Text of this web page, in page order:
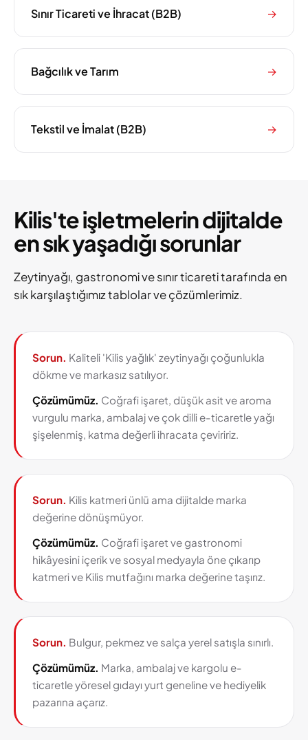
Sınır Ticareti ve İhracat (B2B) →
Bağcılık ve Tarım →
Tekstil ve İmalat (B2B) →
Kilis'te işletmelerin dijitalde
en sık yaşadığı sorunlar
Zeytinyağı, gastronomi ve sınır ticareti tarafında en
sık karşılaştığımız tablolar ve çözümlerimiz.
Sorun. Kaliteli 'Kilis yağlık' zeytinyağı çoğunlukla
dökme ve markasız satılıyor.
Çözümümüz. Coğrafi işaret, düşük asit ve aroma
vurgulu marka, ambalaj ve çok dilli e-ticaretle yağı
şişelenmiş, katma değerli ihracata çeviririz.
Sorun. Kilis katmeri ünlü ama dijitalde marka
değerine dönüşmüyor.
Çözümümüz. Coğrafi işaret ve gastronomi
hikâyesini içerik ve sosyal medyayla öne çıkarıp
katmeri ve Kilis mutfağını marka değerine taşırız.
Sorun. Bulgur, pekmez ve salça yerel satışla sınırlı.
Çözümümüz. Marka, ambalaj ve kargolu e-
ticaretle yöresel gıdayı yurt geneline ve hediyelik
pazarına açarız.